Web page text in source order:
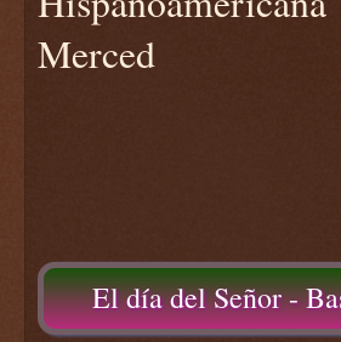
Merced
El día del Señor -